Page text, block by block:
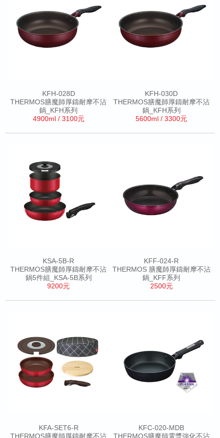
KFH-028D
THERMOS膳魔師厚鑄耐摩不沾
鍋_KFH系列
4900ml / 3100元
KFH-030D
THERMOS膳魔師厚鑄耐摩不沾
鍋_KFH系列
5600ml / 3300元
KSA-5B-R
THERMOS膳魔師厚鑄耐摩不沾
鍋5件組_KSA-5B系列
9200元
KFF-024-R
THERMOS 膳魔師厚鑄耐摩不沾
鍋_KFF系列
2500元
KFA-SET6-R
THERMOS膳魔師厚鑄耐摩不沾
KFC-020-MDB
THERMOS膳魔師電漿強化不沾